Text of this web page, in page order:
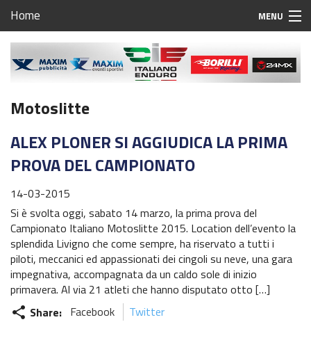
Home MENU
Home
Regolamento Regionale Enduro Friuli Venezia Giulia
Campionato Regionale Enduro Friuli Venezia Giulia
1^ prova – Grado
2^ prova – Osoppo
3^ prova – San Daniele del Friuli
4^ prova – Aviano
5^ prova – S.Nicolò di Manzano
6^ prova – Fanna
Challenge Moto Charlie
Motoslitte
ALEX PLONER SI AGGIUDICA LA PRIMA
PROVA DEL CAMPIONATO
14-03-2015
Si è svolta oggi, sabato 14 marzo, la prima prova del
Campionato Italiano Motoslitte 2015. Location dell’evento la
splendida Livigno che come sempre, ha riservato a tutti i
piloti, meccanici ed appassionati dei cingoli su neve, una gara
impegnativa, accompagnata da un caldo sole di inizio
primavera. Al via 21 atleti che hanno disputato otto […]
share Share: Facebook Twitter